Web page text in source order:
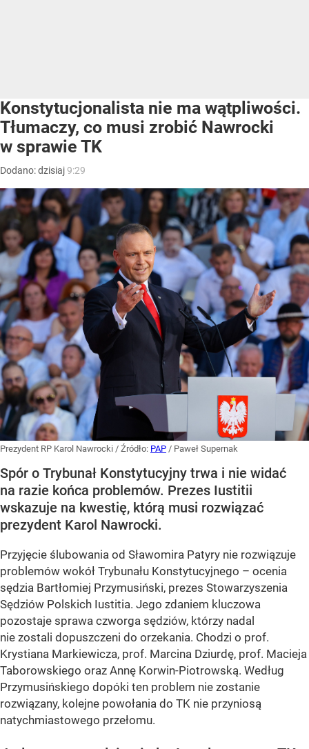
Konstytucjonalista nie ma wątpliwości.
Tłumaczy, co musi zrobić Nawrocki
w sprawie TK
Dodano:dzisiaj9:29
Prezydent RP Karol Nawrocki / Źródło: PAP / Paweł Supernak
Spór o Trybunał Konstytucyjny trwa i nie widać
na razie końca problemów. Prezes Iustitii
wskazuje na kwestię, którą musi rozwiązać
prezydent Karol Nawrocki.
Przyjęcie ślubowania od Sławomira Patyry nie rozwiązuje
problemów wokół Trybunału Konstytucyjnego – ocenia
sędzia Bartłomiej Przymusiński, prezes Stowarzyszenia
Sędziów Polskich Iustitia. Jego zdaniem kluczowa
pozostaje sprawa czworga sędziów, którzy nadal
nie zostali dopuszczeni do orzekania. Chodzi o prof.
Krystiana Markiewicza, prof. Marcina Dziurdę, prof. Macieja
Taborowskiego oraz Annę Korwin-Piotrowską. Według
Przymusińskiego dopóki ten problem nie zostanie
rozwiązany, kolejne powołania do TK nie przyniosą
natychmiastowego przełomu.